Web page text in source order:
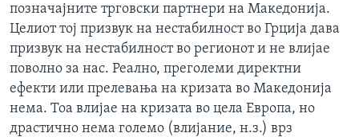
позначајните трговски партнери на Македонија.
Целиот тој призвук на нестабилност во Грција дава
призвук на нестабилност во регионот и не влијае
поволно за нас. Реално, преголеми директни
ефекти или прелевања на кризата во Македонија
нема. Тоа влијае на кризата во цела Европа, но
драстично нема големо (влијание, н.з.) врз